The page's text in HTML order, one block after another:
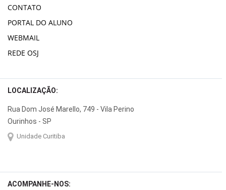
CONTATO
PORTAL DO ALUNO
WEBMAIL
REDE OSJ
LOCALIZAÇÃO:
Rua Dom José Marello, 749 - Vila Perino
Ourinhos - SP
Unidade Curitiba
ACOMPANHE-NOS: